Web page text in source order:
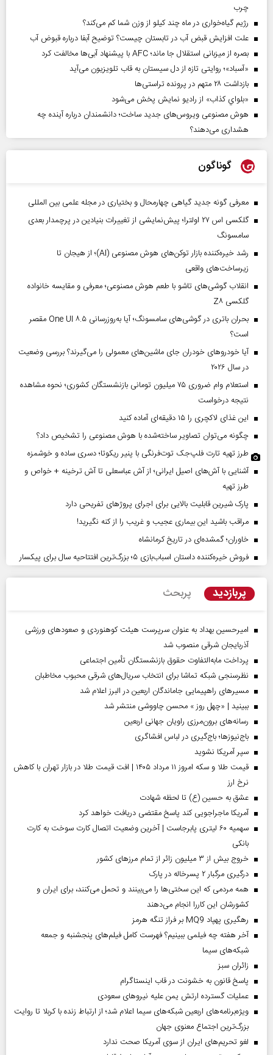
چرب
رژیم گیاه‌خواری در ماه چند کیلو از وزن شما کم می‌کند؟
علت افزایش قبض آب در تابستان چیست؟ توضیح آبفا درباره قبوض آب
بصره از میزبانی استقلال جا ماند؛ AFC با پیشنهاد آبی‌ها مخالفت کرد
«آسباد»؛ روایتی تازه از دل سیستان به قاب تلویزیون می‌آید
بازداشت ۲۸ متهم در پرونده تراستی‌ها
«بلواي کذاب» از رادیو نمایش پخش می‌شود
هوش مصنوعی ویروس‌های جدید ساخت؛ دانشمندان درباره آینده چه
هشداری می‌دهند؟
گوناگون
معرفی گونه جدید گیاهی چهارمحال و بختیاری در مجله علمی بین المللی
گلکسی اس ۲۷ اولترا؛ پیش‌نمایشی از تغییرات بنیادین در پرچمدار بعدی
سامسونگ
رشد خیره‌کننده بازار توکن‌های هوش مصنوعی (AI)؛ از هیجان تا
زیرساخت‌های واقعی
انقلاب گوشی‌های تاشو‌ با طعم هوش مصنوعی؛ معرفی و مقایسه خانواده
گلکسی Z۸
بحران باتری در گوشی‌های سامسونگ؛ آیا به‌روزرسانی One UI ۸.۵ مقصر
است؟
آیا خودروهای خودران جای ماشین‌های معمولی را می‌گیرند؟ بررسی وضعیت
در سال ۲۰۲۶
استعلام وام ضروری ۷۵ میلیون تومانی بازنشستگان کشوری؛ نحوه مشاهده
نتیجه درخواست
این غذای لاکچری را ۱۵ دقیقه‌ای آماده کنید
چگونه می‌توان تصاویر ساخته‌شده با هوش مصنوعی را تشخیص داد؟
طرز تهیه تارت فلپ‌جک توت‌فرنگی با پنیر ریکوتا؛ دسری ساده و خوشمزه
آشنایی با آش‌های اصیل ایرانی؛ از آش عباسعلی تا آش ترخینه + خواص و
طرز تهیه
پارک شیرین قابلیت‌ بالایی برای اجرای پروژهای تفریحی دارد
مراقب باشید این بیماری عجیب و غریب را از کنه نگیرید!
خاوران؛ گمشده‌ای در تاریخ کرمانشاه
فروش خیره‌کننده داستان اسباب‌بازی ۵؛ بزرگ‌ترین افتتاحیه سال برای پیکسار
پربازدید پربحث
امیرحسین بهداد به عنوان سرپرست هیئت کوهنوردی و صعودهای ورزشی
آذربایجان شرقی منصوب شد
پرداخت مابه‌التفاوت حقوق بازنشستگان تأمین اجتماعی
نظرسنجی شبکه تماشا برای انتخاب سریال‌های شرقی محبوب مخاطبان
مسیر‌های راهپیمایی جاماندگان اربعین در البرز اعلام شد
ببینید | «چهل روز » محسن چاووشی منتشر شد
رسانه‌های برون‌مرزی راویان جهانی اربعین
باج‌نیوزها؛ باج‌گیری در لباس افشاگری
سپر آمریکا نشوید
قیمت طلا و سکه امروز ۱۱ مرداد ۱۴۰۵ | افت قیمت طلا در بازار تهران با کاهش
نرخ ارز
عشق به حسین (ع) تا لحظه شهادت
آمریکا ماجراجویی کند پاسخ مقتضی دریافت خواهد کرد
سهمیه ۶۰ لیتری پابرجاست | آخرین وضعیت اتصال کارت سوخت به کارت
بانکی
خروج بیش از ۳ میلیون زائر از تمام مرز‌های کشور
درگیری مرگبار ۲ پسرخاله در پارک
همه مردمی که این سختی‌ها را می‌بینند و تحمل می‌کنند، برای ایران و
کشورشان این کاررا انجام می‌دهند
رهگیری پهپاد MQ9 بر فراز تنگه هرمز
آخر هفته چه فیلمی ببینیم؟ فهرست کامل فیلم‌های پنجشنبه و جمعه
شبکه‌های سیما
‌زائران سبز
پاسخ قانون به خشونت در قاب اینستاگرام
عملیات گسترده ارتش یمن علیه نیروهای سعودی
ویژه‌برنامه‌های اربعین شبکه‌های سیما اعلام شد؛ از ارتباط زنده با کربلا تا روایت
بزرگ‌ترین اجتماع معنوی جهان
لغو تحریم‌های ایران از سوی آمریکا صحت ندارد